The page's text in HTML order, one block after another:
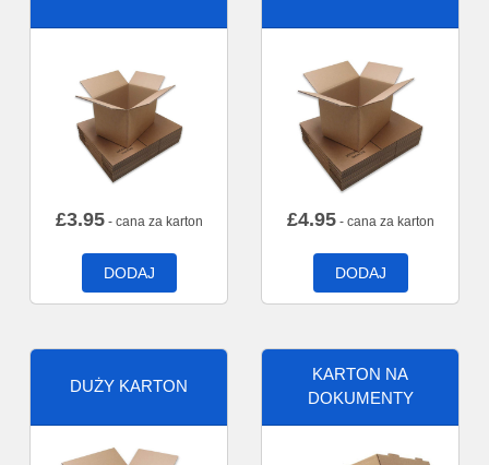
£3.95- cana za karton
DODAJ
£4.95- cana za karton
DODAJ
DUŻY KARTON
KARTON NA
DOKUMENTY